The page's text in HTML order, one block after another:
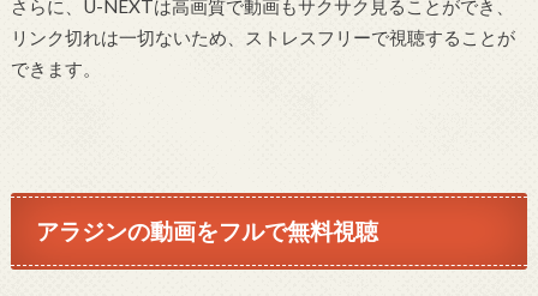
さらに、U-NEXTは高画質で動画もサクサク見ることができ、
リンク切れは一切ないため、ストレスフリーで視聴することが
できます。
アラジンの動画をフルで無料視聴